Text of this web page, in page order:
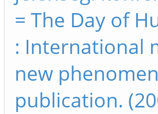
= The Day of
: International
new
publication.